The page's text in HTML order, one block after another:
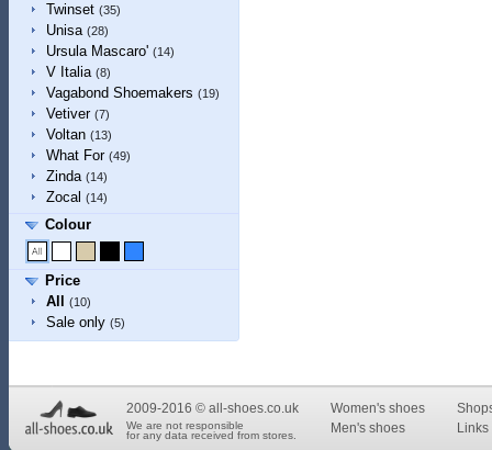
Twinset (35)
Unisa (28)
Ursula Mascaro' (14)
V Italia (8)
Vagabond Shoemakers (19)
Vetiver (7)
Voltan (13)
What For (49)
Zinda (14)
Zocal (14)
Colour
Price
All
(10)
Sale only (5)
2009-2016 © all-shoes.co.uk
We are not responsible
for any data received from stores.
Women's shoes
Men's shoes
Links